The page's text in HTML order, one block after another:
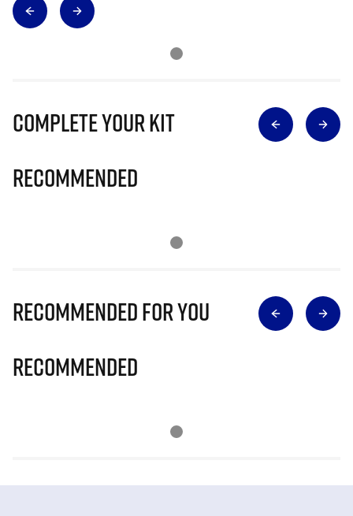
Complete Your Kit
Recommended
Recommended for you
Recommended